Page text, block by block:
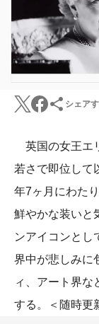
シェア
英国の女王エ
若さで即位して
年7ヶ月にわた
鮮やかな装いと
ンアイコンとし
界中が悲しみに
ィ、アート界な
する。＜随時更